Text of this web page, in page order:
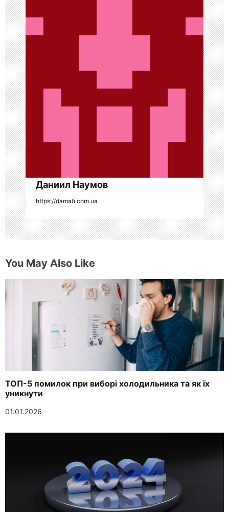
и
я
п
о
з
а
п
и
с
я
м
Даниил Наумов
https://damati.com.ua
You May Also Like
ТОП-5 помилок при виборі холодильника та як їх
уникнути
01.01.2026